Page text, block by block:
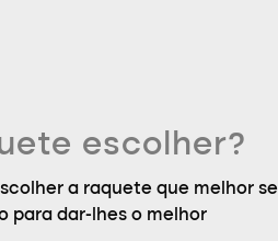
escolher?
a raquete que melhor se
para dar-lhes o melhor